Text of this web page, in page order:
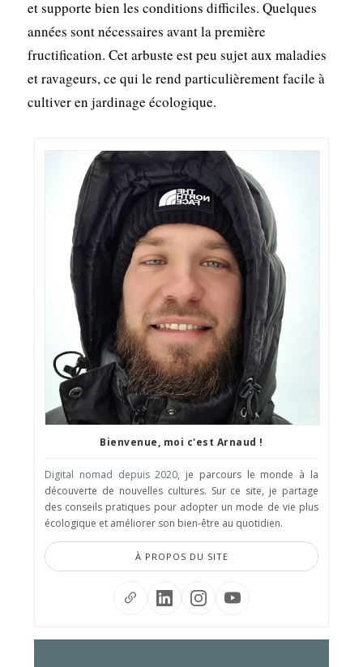
et supporte bien les conditions difficiles. Quelques
années sont nécessaires avant la première
fructification. Cet arbuste est peu sujet aux maladies
et ravageurs, ce qui le rend particulièrement facile à
cultiver en jardinage écologique.
Bienvenue, moi c'est Arnaud !
Digital nomad depuis 2020, je parcours le monde à la
découverte de nouvelles cultures. Sur ce site, je partage
des conseils pratiques pour adopter un mode de vie plus
écologique et améliorer son bien-être au quotidien.
À PROPOS DU SITE